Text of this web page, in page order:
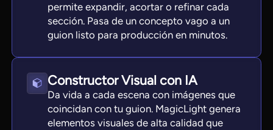
permite expandir, acortar o refinar cada
sección. Pasa de un concepto vago a un
guion listo para producción en minutos.
Constructor Visual con IA
Da vida a cada escena con imágenes que
coincidan con tu guion. MagicLight genera
elementos visuales de alta calidad que